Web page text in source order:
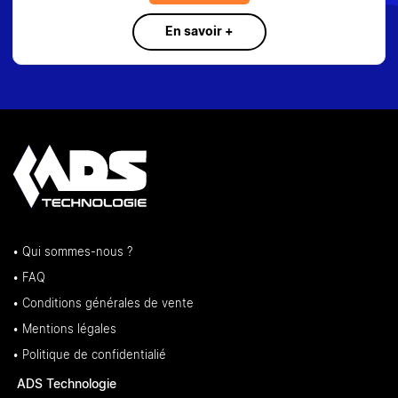
En savoir +
• Qui sommes-nous ?
• FAQ
• Conditions générales de vente
• Mentions légales
• Politique de confidentialié
ADS Technologie